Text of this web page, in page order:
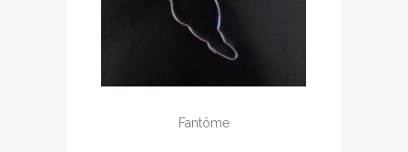
Fantôme